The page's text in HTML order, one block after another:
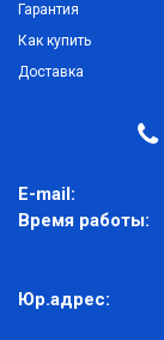
Гарантия
Как купить
Доставка
E-mail:
Время работы:
Юр.адрес: